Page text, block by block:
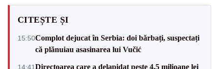
CITEȘTE ȘI
15:50Complot dejucat în Serbia: doi bărbați, suspectați
că plănuiau asasinarea lui Vučić
14:41Directoarea care a delapidat peste 4,5 milioane lei